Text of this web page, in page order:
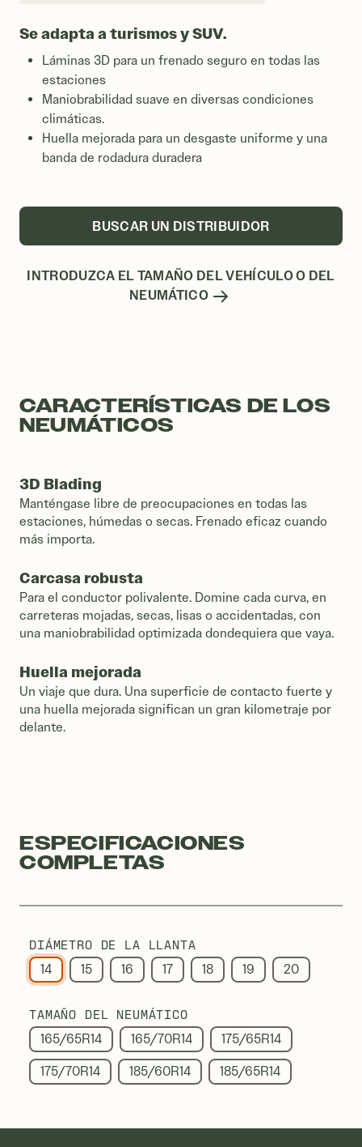
Se adapta a turismos y SUV.
Láminas 3D para un frenado seguro en todas las
estaciones
Maniobrabilidad suave en diversas condiciones
climáticas.
Huella mejorada para un desgaste uniforme y una
banda de rodadura duradera
BUSCAR UN DISTRIBUIDOR
INTRODUZCA EL TAMAÑO DEL VEHÍCULO O DEL
NEUMÁTICO
CARACTERÍSTICAS DE LOS
NEUMÁTICOS
3D Blading
Manténgase libre de preocupaciones en todas las
estaciones, húmedas o secas. Frenado eficaz cuando
más importa.
Carcasa robusta
Para el conductor polivalente. Domine cada curva, en
carreteras mojadas, secas, lisas o accidentadas, con
una maniobrabilidad optimizada dondequiera que vaya.
Huella mejorada
Un viaje que dura. Una superficie de contacto fuerte y
una huella mejorada significan un gran kilometraje por
delante.
ESPECIFICACIONES
COMPLETAS
DIÁMETRO DE LA LLANTA
14 15 16 17 18 19 20
TAMAÑO DEL NEUMÁTICO
165/65R14 165/70R14 175/65R14
175/70R14 185/60R14 185/65R14